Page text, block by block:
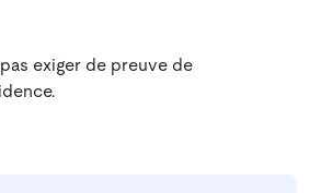
exiger de preuve de